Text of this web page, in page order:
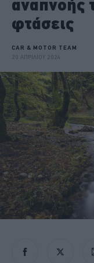
αναπνοής
φτάσεις
CAR & MOTOR TEAM
20 ΑΠΡΙΛΙΟΥ 2024